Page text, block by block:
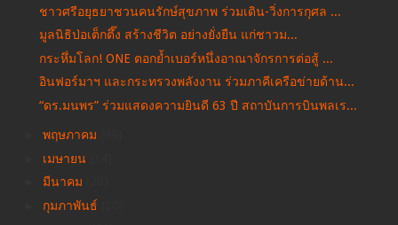
ชาวศรีอยุธยาชวนคนรักษ์สุขภาพ ร่วมเดิน-วิ่งการกุศล ...
มูลนิธิป่อเต็กตึ๊ง สร้างชีวิต อย่างยั่งยืน แก่ชาวม...
กระหึ่มโลก! ONE ตอกย้ำเบอร์หนึ่งอาณาจักรการต่อสู้ ...
อินฟอร์มาฯ และกระทรวงพลังงาน ร่วมภาคีเครือข่ายด้าน...
“ดร.มนพร” ร่วมแสดงความยินดี 63 ปี สถาบันการบินพลเร...
พฤษภาคม
เมษายน
มีนาคม
กุมภาพันธ์